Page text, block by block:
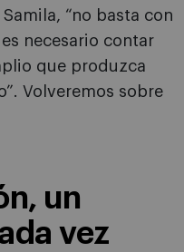
“no basta con
necesario contar
que produzca
Volveremos sobre
un
vez